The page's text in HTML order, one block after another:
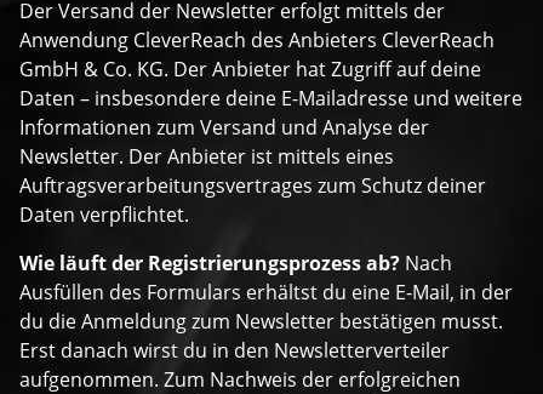
Der Versand der Newsletter erfolgt mittels der
Anwendung CleverReach des Anbieters CleverReach
GmbH & Co. KG. Der Anbieter hat Zugriff auf deine
Daten – insbesondere deine E-Mailadresse und weitere
Informationen zum Versand und Analyse der
Newsletter. Der Anbieter ist mittels eines
Auftragsverarbeitungsvertrages zum Schutz deiner
Daten verpflichtet.
Wie läuft der Registrierungsprozess ab? Nach
Ausfüllen des Formulars erhältst du eine E-Mail, in der
du die Anmeldung zum Newsletter bestätigen musst.
Erst danach wirst du in den Newsletterverteiler
aufgenommen. Zum Nachweis der erfolgreichen